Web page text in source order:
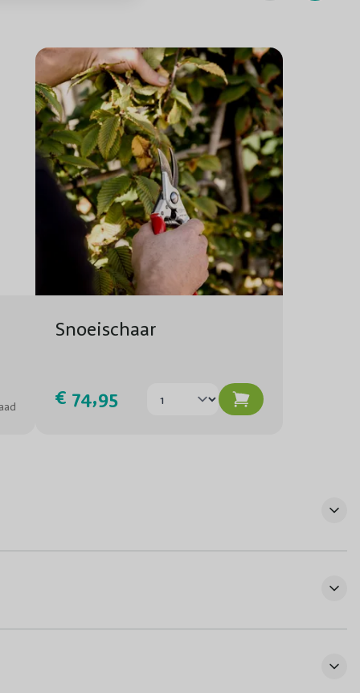
Zon/Halfschaduw
Goed winterhard
Jaarrond, behalve bij vorst
Trekt vlinders, bijen en andere insecten aan
1x in het voorjaar en 1x in het najaar bemesten met
DCM meststof voor Rozen & Bloemen
Snoeischaar
€ 74,95